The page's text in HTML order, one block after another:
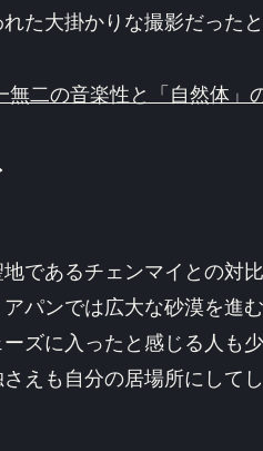
た大掛かりな撮影だったと
二の音楽性と「自然体」
であるチェンマイとの対
パンでは広大な砂漠を進
ズに入ったと感じる人も
えも自分の居場所にして